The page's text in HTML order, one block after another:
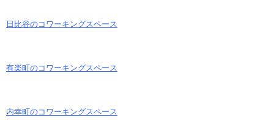
日比谷のコワーキングスペース
有楽町のコワーキングスペース
内幸町のコワーキングスペース